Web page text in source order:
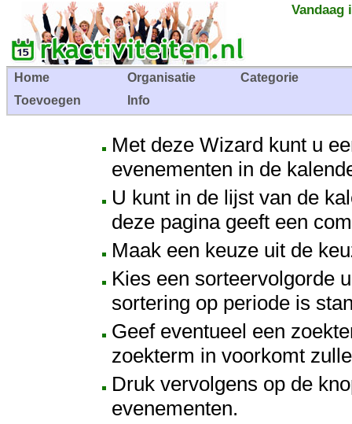
Vandaag
Home Organisatie
Categorie
Toevoegen
Info
Met deze Wizard kunt u
evenementen in de
U kunt in de lijst van de
deze pagina geeft een
Maak een keuze uit de
Kies een sorteervolgorde
sortering op periode is
Geef eventueel een
zoekterm in voorkomt
Druk vervolgens op de
evenementen.